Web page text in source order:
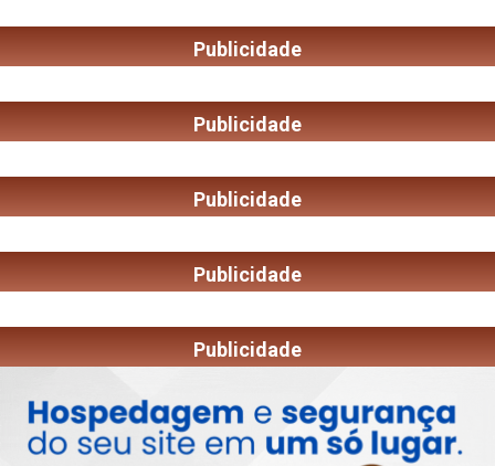
Publicidade
Publicidade
Publicidade
Publicidade
Publicidade